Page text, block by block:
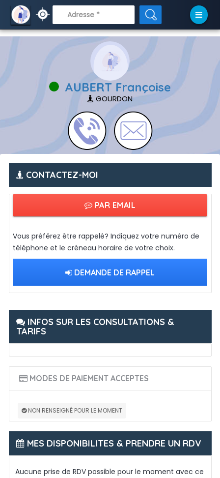
// APRÈS
AUBERT Françoise
GOURDON
CONTACTEZ-MOI
PAR EMAIL
Vous préférez être rappelé? Indiquez votre numéro de
téléphone et le créneau horaire de votre choix.
DEMANDE DE RAPPEL
INFOS SUR LES CONSULTATIONS &
TARIFS
MODES DE PAIEMENT ACCEPTES
NON RENSEIGNÉ POUR LE MOMENT
MES DISPONIBILITES & PRENDRE UN RDV
Aucune prise de RDV possible pour le moment avec ce